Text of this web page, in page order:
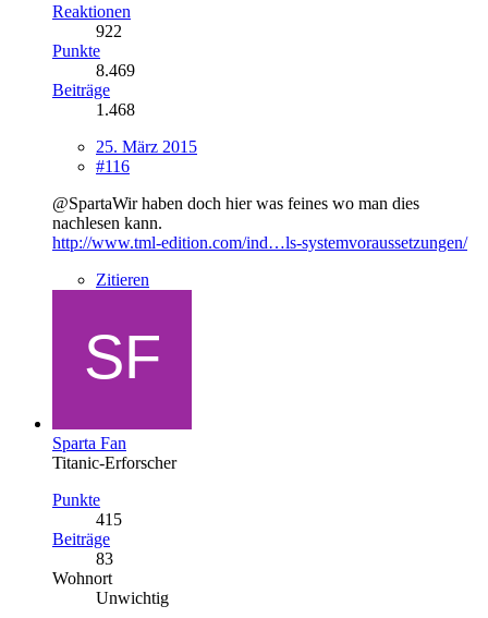
Reaktionen
922
Punkte
8.469
Beiträge
1.468
25. März 2015
#116
@SpartaWir haben doch hier was feines wo man dies
nachlesen kann.
http://www.tml-edition.com/ind…ls-systemvoraussetzungen/
Zitieren
Sparta Fan
Titanic-Erforscher
Punkte
415
Beiträge
83
Wohnort
Unwichtig